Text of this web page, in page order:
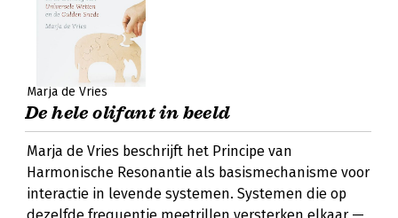
Marja de Vries
De hele olifant in beeld
Marja de Vries beschrijft het Principe van
Harmonische Resonantie als basismechanisme voor
interactie in levende systemen. Systemen die op